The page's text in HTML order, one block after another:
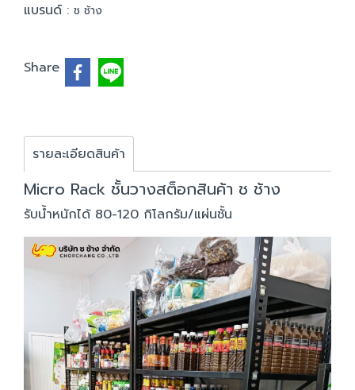
แบรนด์ : ช ช้าง
Share
รายละเอียดสินค้า
Micro Rack ชั้นวางสต็อกสินค้า ช ช้าง
รับน้ำหนักได้ 80-120 กิโลกรัม/แผ่นชั้น